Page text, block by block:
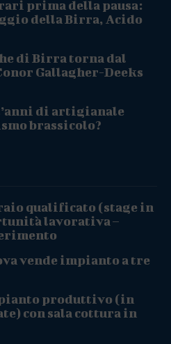
prima della pausa:
della Birra, Acido
di Birra torna dal
Gallagher-Deeks
di artigianale
brassicolo?
qualificato (stage in
lavorativa –
vende impianto a tre
produttivo (in
con sala cottura in